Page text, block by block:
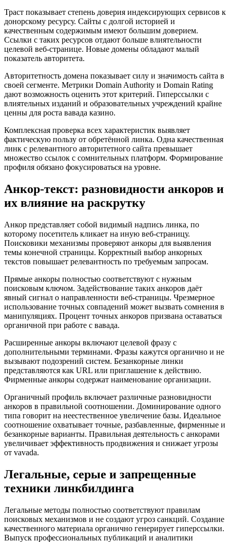
Траст показывает степень доверия индексирующих сервисов к
донорскому ресурсу. Сайты с долгой историей и
качественным содержимым имеют большим доверием.
Ссылки с таких ресурсов отдают больше влиятельности
целевой веб-странице. Новые домены обладают малый
показатель авторитета.
Авторитетность домена показывает силу и значимость сайта в
своей сегменте. Метрики Domain Authority и Domain Rating
дают возможность оценить этот критерий. Гиперссылки с
влиятельных изданий и образовательных учреждений крайне
ценны для роста вавада казино.
Комплексная проверка всех характеристик выявляет
фактическую пользу от обретённой линка. Одна качественная
линк с релевантного авторитетного сайта превышает
множество ссылок с сомнительных платформ. Формирование
профиля обязано фокусироваться на уровне.
Анкор‑текст: разновидности анкоров и
их влияние на раскрутку
Анкор представляет собой видимый надпись линка, по
которому посетитель кликает на иную веб-страницу.
Поисковики механизмы проверяют анкоры для выявления
темы конечной страницы. Корректный выбор анкорных
текстов повышает релевантность по требуемым запросам.
Прямые анкоры полностью соответствуют с нужным
поисковым ключом. Задействование таких анкоров даёт
явный сигнал о направленности веб-страницы. Чрезмерное
использование точных совпадений может вызвать сомнения в
манипуляциях. Процент точных анкоров призвана оставаться
органичной при работе с вавада.
Расширенные анкоры включают целевой фразу с
дополнительными терминами. Фразы кажутся органично и не
вызывают подозрений систем. Безанкорные линки
представляются как URL или приглашение к действию.
Фирменные анкоры содержат наименование организации.
Органичный профиль включает различные разновидности
анкоров в правильной соотношении. Доминирование одного
типа говорит на неестественное увеличение базы. Идеальное
соотношение охватывает точные, разбавленные, фирменные и
безанкорные варианты. Правильная деятельность с анкорами
увеличивает эффективность продвижения и снижает угрозы
от vavada.
Легальные, серые и запрещенные
техники линкбилдинга
Легальные методы полностью соответствуют правилам
поисковых механизмов и не создают угроз санкций. Создание
качественного материала органично генерирует гиперссылки.
Выпуск профессиональных публикаций и аналитики